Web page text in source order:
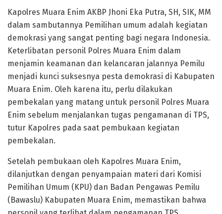
Kapolres Muara Enim AKBP Jhoni Eka Putra, SH, SIK, MM
dalam sambutannya Pemilihan umum adalah kegiatan
demokrasi yang sangat penting bagi negara Indonesia.
Keterlibatan personil Polres Muara Enim dalam
menjamin keamanan dan kelancaran jalannya Pemilu
menjadi kunci suksesnya pesta demokrasi di Kabupaten
Muara Enim. Oleh karena itu, perlu dilakukan
pembekalan yang matang untuk personil Polres Muara
Enim sebelum menjalankan tugas pengamanan di TPS,
tutur Kapolres pada saat pembukaan kegiatan
pembekalan.
Setelah pembukaan oleh Kapolres Muara Enim,
dilanjutkan dengan penyampaian materi dari Komisi
Pemilihan Umum (KPU) dan Badan Pengawas Pemilu
(Bawaslu) Kabupaten Muara Enim, memastikan bahwa